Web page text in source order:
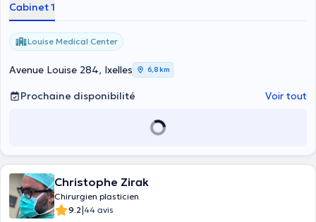
Cabinet 1
Louise Medical Center
Avenue Louise 284, Ixelles 6,8 km
Prochaine disponibilité Voir tout
Christophe Zirak
Chirurgien plasticien
9.2|44 avis